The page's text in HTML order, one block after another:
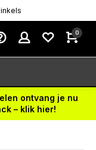
0
ontvang je nu
– klik hier!